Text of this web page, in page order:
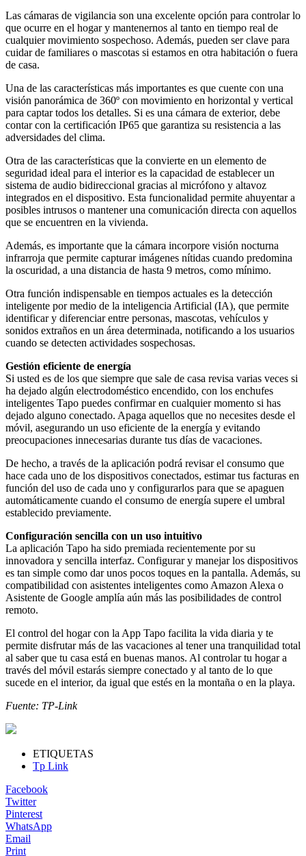
Las cámaras de vigilancia son una excelente opción para controlar lo
que ocurre en el hogar y mantenernos al tanto en tiempo real de
cualquier movimiento sospechoso. Además, pueden ser clave para
cuidar de familiares o mascotas si estamos en otra habitación o fuera
de casa.
Una de las características más importantes es que cuente con una
visión panorámica de 360º con movimiento en horizontal y vertical
para captar todos los detalles. Si es una cámara de exterior, debe
contar con la certificación IP65 que garantiza su resistencia a las
adversidades del clima.
Otra de las características que la convierte en un elemento de
seguridad ideal para el interior es la capacidad de establecer un
sistema de audio bidireccional gracias al micrófono y altavoz
integrados en el dispositivo. Esta funcionalidad permite ahuyentar a
posibles intrusos o mantener una comunicación directa con aquellos
que se encuentren en la vivienda.
Además, es importante que la cámara incorpore visión nocturna
infrarroja que permite capturar imágenes nítidas cuando predomina
la oscuridad, a una distancia de hasta 9 metros, como mínimo.
Otra función indispensable en tiempos actuales es la detección
inteligente por medio de la inteligencia Artificial (IA), que permite
identificar y diferenciar entre personas, mascotas, vehículos y
sonidos extraños en un área determinada, notificando a los usuarios
cuando se detecten actividades sospechosas.
Gestión eficiente de energía
Si usted es de los que siempre que sale de casa revisa varias veces si
ha dejado algún electrodoméstico encendido, con los enchufes
inteligentes Tapo puedes confirmar en cualquier momento si has
dejado alguno conectado. Apaga aquellos que no necesites desde el
móvil, asegurando un uso eficiente de la energía y evitando
preocupaciones innecesarias durante tus días de vacaciones.
De hecho, a través de la aplicación podrá revisar el consumo que
hace cada uno de los dispositivos conectados, estimar tus facturas en
función del uso de cada uno y configurarlos para que se apaguen
automáticamente cuando el consumo de energía supere el umbral
establecido previamente.
Configuración sencilla con un uso intuitivo
La aplicación Tapo ha sido premiada recientemente por su
innovadora y sencilla interfaz. Configurar y manejar los dispositivos
es tan simple como dar unos pocos toques en la pantalla. Además, su
compatibilidad con asistentes inteligentes como Amazon Alexa o
Asistente de Google amplía aún más las posibilidades de control
remoto.
El control del hogar con la App Tapo facilita la vida diaria y te
permite disfrutar más de las vacaciones al tener una tranquilidad total
al saber que tu casa está en buenas manos. Al controlar tu hogar a
través del móvil estarás siempre conectado y al tanto de lo que
sucede en el interior, da igual que estés en la montaña o en la playa.
Fuente: TP-Link
ETIQUETAS
Tp Link
Facebook
Twitter
Pinterest
WhatsApp
Email
Print